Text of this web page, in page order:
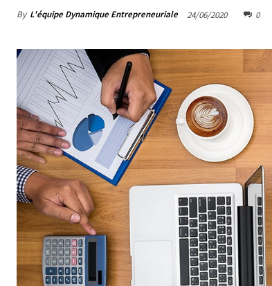
By L'équipe Dynamique Entrepreneuriale 24/06/2020 0